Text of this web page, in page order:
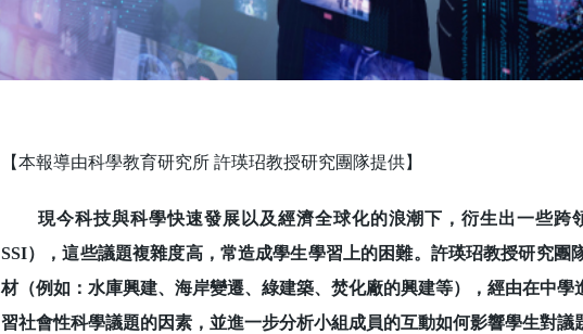
【本報導由科學教育研究所 許瑛玿教授研究團隊提供】
現今科技與科學快速發展以及經濟全球化的浪潮下，衍生出一些跨領
SSI），這些議題複雜度高，常造成學生學習上的困難。許瑛玿教授研究
材（例如：水庫興建、海岸變遷、綠建築、焚化廠的興建等），經由在中
習社會性科學議題的因素，並進一步分析小組成員的互動如何影響學生對